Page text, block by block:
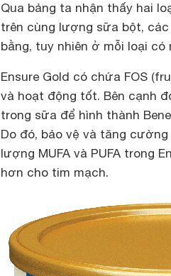
Qua bảng ta nhận thấy hai
trên cùng lượng sữa bột,
bằng, tuy nhiên ở mỗi loại
Ensure Gold có chứa FOS
và hoạt động tốt. Bên cạnh
trong sữa để hình thành
Do đó, bảo vệ và tăng
lượng MUFA và PUFA trong
hơn cho tim mạch.